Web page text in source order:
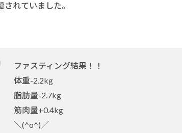
されていました。
ファスティング結果！！
体重-2.2kg
脂肪量-2.7kg
筋肉量+0.4kg
＼(^o^)／